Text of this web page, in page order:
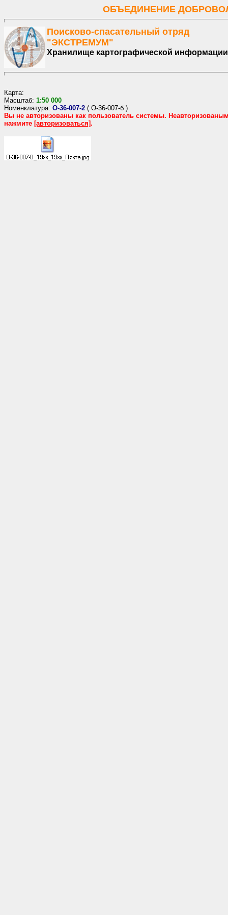
ОБЪЕДИНЕНИЕ
Поисково-спасательный отряд
"ЭКСТРЕМУМ"
Хранилище картографической информации
Карта:
Масштаб: 1:50 000
Номенклатура: O-36-007-2 ( O-36-007-б )
Вы не авторизованы как пользователь системы.
нажмите [авторизоваться].